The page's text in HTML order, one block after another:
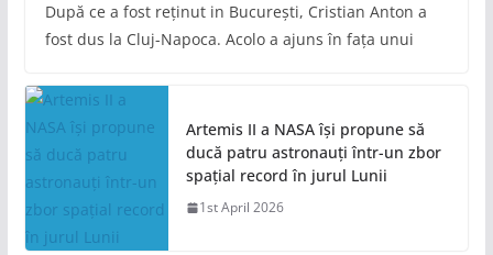
După ce a fost reținut in București, Cristian Anton a
fost dus la Cluj-Napoca. Acolo a ajuns în fața unui
Artemis II a NASA își propune să
ducă patru astronauți într-un zbor
spațial record în jurul Lunii
1st April 2026